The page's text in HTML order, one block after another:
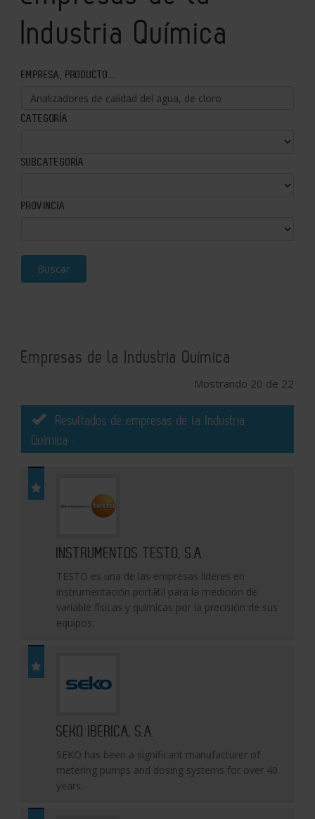
Industria Química
EMPRESA, PRODUCTO...
CATEGORÍA
SUBCATEGORÍA
PROVINCIA
Buscar
Empresas de la Industria Química
Mostrando 20 de 22
Resultados de empresas de la Industria
Química :
INSTRUMENTOS TESTO, S.A.
TESTO es una de las empresas líderes en
instrumentación portátil para la medición de
variable físicas y químicas por la precisión de sus
equipos.
SEKO IBERICA, S.A.
SEKO has been a significant manufacturer of
metering pumps and dosing systems for over 40
years.